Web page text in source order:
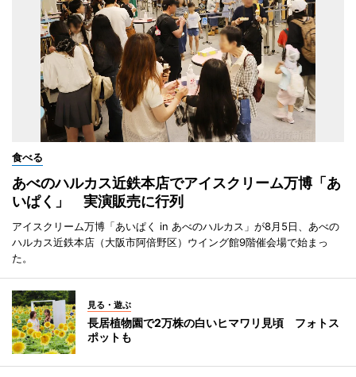
食べる
あべのハルカス近鉄本店でアイスクリーム万博「あ
いぱく」 実演販売に行列
アイスクリーム万博「あいぱく in あべのハルカス」が8月5日、あべの
ハルカス近鉄本店（大阪市阿倍野区）ウイング館9階催会場で始まっ
た。
見る・遊ぶ
長居植物園で2万株の白いヒマワリ見頃 フォトス
ポットも